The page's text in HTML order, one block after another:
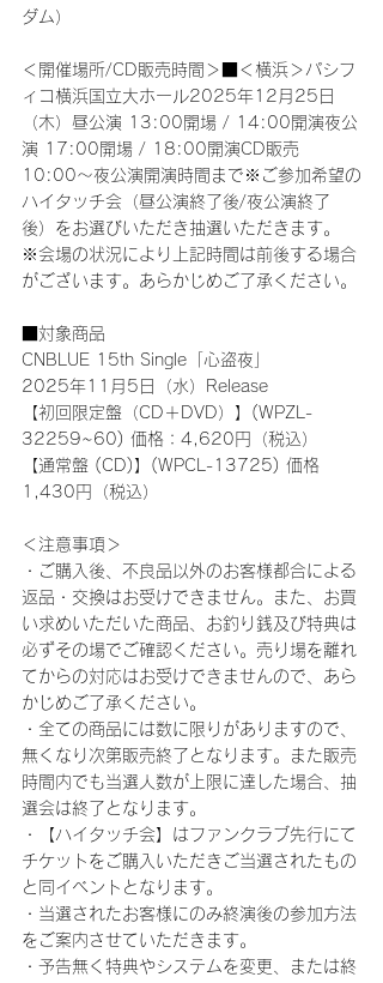
ダム）
＜開催場所/CD販売時間＞■＜横浜＞パシフ
ィコ横浜国立大ホール2025年12月25日
（木）昼公演 13:00開場 / 14:00開演夜公
演 17:00開場 / 18:00開演CD販売
10:00〜夜公演開演時間まで※ご参加希望の
ハイタッチ会（昼公演終了後/夜公演終了
後）をお選びいただき抽選いただきます。
※会場の状況により上記時間は前後する場合
がございます。あらかじめご了承ください。
■対象商品
CNBLUE 15th Single「心盗夜」
2025年11月5日（水）Release
【初回限定盤（CD＋DVD）】(WPZL-
32259~60) 価格：4,620円（税込）
【通常盤 (CD)】(WPCL-13725) 価格
1,430円（税込）
＜注意事項＞
・ご購入後、不良品以外のお客様都合による
返品・交換はお受けできません。また、お買
い求めいただいた商品、お釣り銭及び特典は
必ずその場でご確認ください。売り場を離れ
てからの対応はお受けできませんので、あら
かじめご了承ください。
・全ての商品には数に限りがありますので、
無くなり次第販売終了となります。また販売
時間内でも当選人数が上限に達した場合、抽
選会は終了となります。
・【ハイタッチ会】はファンクラブ先行にて
チケットをご購入いただきご当選されたもの
と同イベントとなります。
・当選されたお客様にのみ終演後の参加方法
をご案内させていただきます。
・予告無く特典やシステムを変更、または終